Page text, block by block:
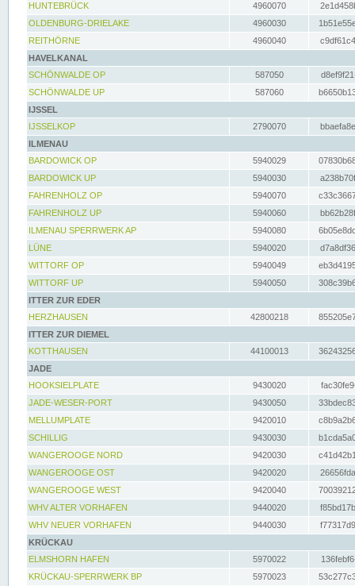
HUNTEBRÜCK
4960070
OLDENBURG-DRIELAKE
4960030
REITHÖRNE
4960040
HAVELKANAL
SCHÖNWALDE OP
587050
SCHÖNWALDE UP
587060
IJSSEL
IJSSELKOP
2790070
ILMENAU
BARDOWICK OP
5940029
BARDOWICK UP
5940030
FAHRENHOLZ OP
5940070
FAHRENHOLZ UP
5940060
ILMENAU SPERRWERK AP
5940080
LÜNE
5940020
WITTORF OP
5940049
WITTORF UP
5940050
ITTER ZUR EDER
HERZHAUSEN
42800218
ITTER ZUR DIEMEL
KOTTHAUSEN
44100013
JADE
HOOKSIELPLATE
9430020
JADE-WESER-PORT
9430050
MELLUMPLATE
9420010
SCHILLIG
9430030
WANGEROOGE NORD
9420030
WANGEROOGE OST
9420020
WANGEROOGE WEST
9420040
WHV ALTER VORHAFEN
9440020
WHV NEUER VORHAFEN
9440030
KRÜCKAU
ELMSHORN HAFEN
5970022
KRÜCKAU-SPERRWERK BP
5970023